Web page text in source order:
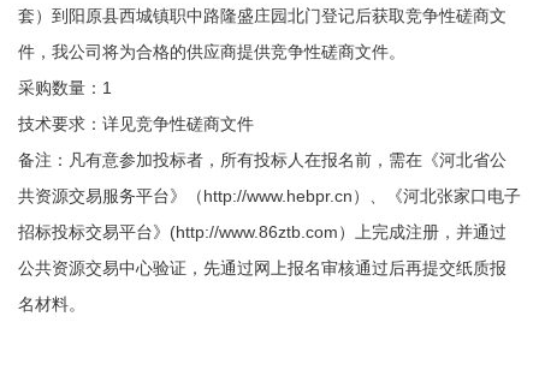
套）到阳原县西城镇职中路隆盛庄园北门登记后获取竞争性磋商文
件，我公司将为合格的供应商提供竞争性磋商文件。
采购数量：1
技术要求：详见竞争性磋商文件
备注：凡有意参加投标者，所有投标人在报名前，需在《河北省公
共资源交易服务平台》（http://www.hebpr.cn）、《河北张家口电子
招标投标交易平台》(http://www.86ztb.com）上完成注册，并通过
公共资源交易中心验证，先通过网上报名审核通过后再提交纸质报
名材料。